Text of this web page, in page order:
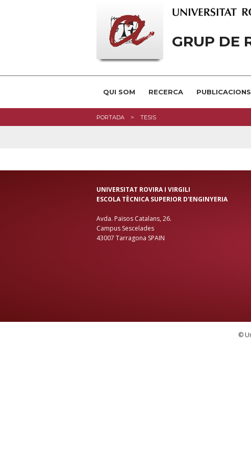
GRUP DE
QUI SOM RECERCA PUBLICACIONS
PORTADA TESIS
UNIVERSITAT ROVIRA I VIRGILI
ESCOLA TÈCNICA SUPERIOR D'ENGINYERIA
Avda. Països Catalans, 26.
Campus Sescelades
43007 Tarragona SPAIN
©